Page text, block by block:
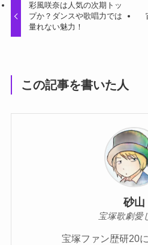
彩風咲奈は人気の次期トッ
プか？ダンスや歌唱力では
量れない魅力！
この記事を書いた人
砂山
宝塚歌劇愛
宝塚ファン歴研20